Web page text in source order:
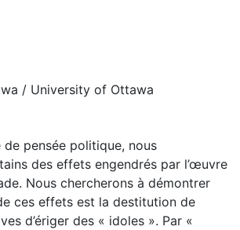
/ University of Ottawa
pensée politique, nous
des effets engendrés par l’œuvre
Nous chercherons à démontrer
ces effets est la destitution de
d’ériger des « idoles ». Par «